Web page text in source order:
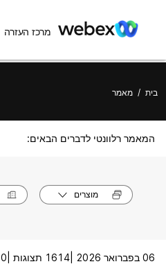
מרכז העזרה
בית / מאמר
המאמר רלוונטי לדברים הבאים:
מוצרים
06 בפברואר 2026 | 1614 תצוגות |
0 אנשים חשבו שזה היה מועיל